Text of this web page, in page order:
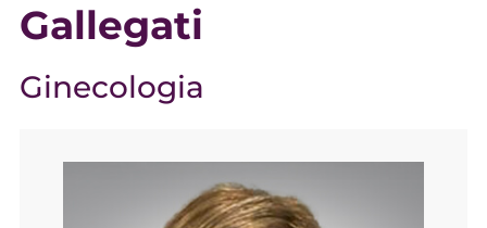
Gallegati
Ginecologia